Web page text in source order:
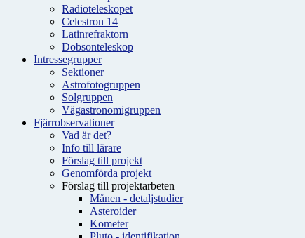
Radioteleskopet
Celestron 14
Latinrefraktorn
Dobsonteleskop
Intressegrupper
Sektioner
Astrofotogruppen
Solgruppen
Vägastronomigruppen
Fjärrobservationer
Vad är det?
Info till lärare
Förslag till projekt
Genomförda projekt
Förslag till projektarbeten
Månen - detaljstudier
Asteroider
Kometer